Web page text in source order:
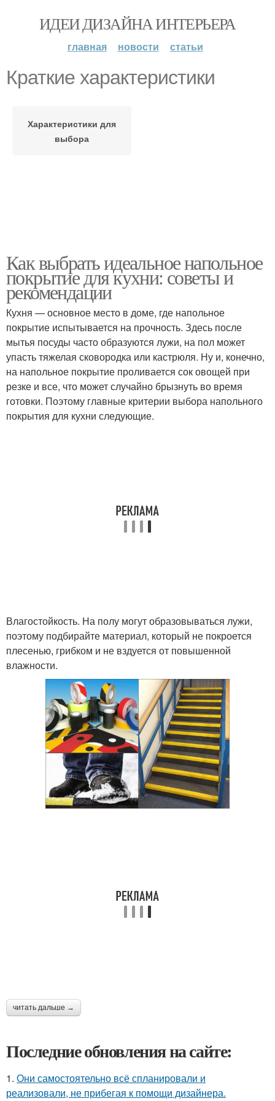
ИДЕИ ДИЗАЙНА ИНТЕРЬЕРА
главная новости статьи
Краткие характеристики
Характеристики для
выбора
Как выбрать идеальное напольное
покрытие для кухни: советы и
рекомендации
Кухня — основное место в доме, где напольное
покрытие испытывается на прочность. Здесь после
мытья посуды часто образуются лужи, на пол может
упасть тяжелая сковородка или кастрюля. Ну и, конечно,
на напольное покрытие проливается сок овощей при
резке и все, что может случайно брызнуть во время
готовки. Поэтому главные критерии выбора напольного
покрытия для кухни следующие.
Влагостойкость. На полу могут образовываться лужи,
поэтому подбирайте материал, который не покроется
плесенью, грибком и не вздуется от повышенной
влажности.
читать дальше →
Последние обновления на сайте:
1. Они самостоятельно всё спланировали и
реализовали, не прибегая к помощи дизайнера.